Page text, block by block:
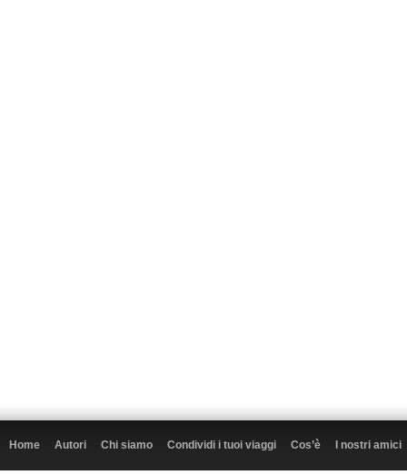
Home Autori Chi siamo Condividi i tuoi viaggi Cos’è I nostri amici